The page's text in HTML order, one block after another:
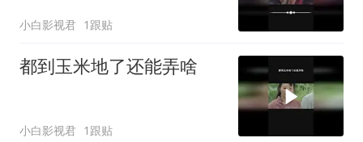
小白影视君 1跟贴
都到玉米地了还能弄啥
小白影视君 1跟贴